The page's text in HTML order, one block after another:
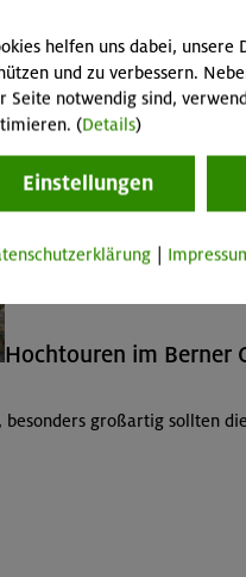
Hochtouren im Berner
besonders großartig sollten
helfen uns dabei,
und zu verbessern.
Seite notwendig sind,
(Details)
Einstellungen